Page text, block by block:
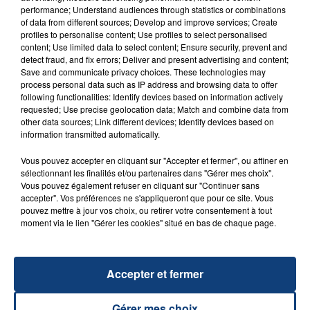
23 juillet 2026
INCENDIE MORTEL À LENS : UNE FEMME ET
SON BÉBÉ ENTRE LA VIE ET LA...
Un homme s'est immolé par le feu après avoir
aspergé sa compagne et leur bébé de trois mois
d'un liquide inflammable.
UNE ADOLESCENTE DEVANT SE FAIRE
performance; Understand audiences through statistics or combinations
of data from different sources; Develop and improve services; Create
profiles to personalise content; Use profiles to select personalised
content; Use limited data to select content; Ensure security, prevent and
detect fraud, and fix errors; Deliver and present advertising and content;
Save and communicate privacy choices. These technologies may
process personal data such as IP address and browsing data to offer
following functionalities: Identify devices based on information actively
requested; Use precise geolocation data; Match and combine data from
other data sources; Link different devices; Identify devices based on
information transmitted automatically.
Vous pouvez accepter en cliquant sur "Accepter et fermer", ou affiner en
sélectionnant les finalités et/ou partenaires dans "Gérer mes choix".
Vous pouvez également refuser en cliquant sur "Continuer sans
accepter". Vos préférences ne s'appliqueront que pour ce site. Vous
pouvez mettre à jour vos choix, ou retirer votre consentement à tout
moment via le lien "Gérer les cookies" situé en bas de chaque page.
Accepter et fermer